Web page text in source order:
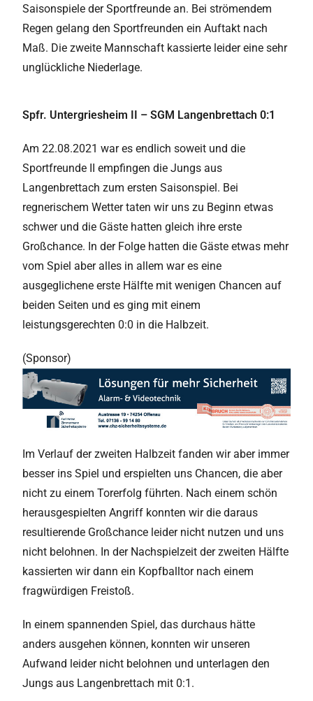
Saisonspiele der Sportfreunde an. Bei strömendem
Regen gelang den Sportfreunden ein Auftakt nach
Maß. Die zweite Mannschaft kassierte leider eine sehr
unglückliche Niederlage.
Spfr. Untergriesheim II – SGM Langenbrettach 0:1
Am 22.08.2021 war es endlich soweit und die
Sportfreunde II empfingen die Jungs aus
Langenbrettach zum ersten Saisonspiel. Bei
regnerischem Wetter taten wir uns zu Beginn etwas
schwer und die Gäste hatten gleich ihre erste
Großchance. In der Folge hatten die Gäste etwas mehr
vom Spiel aber alles in allem war es eine
ausgeglichene erste Hälfte mit wenigen Chancen auf
beiden Seiten und es ging mit einem
leistungsgerechten 0:0 in die Halbzeit.
(Sponsor)
Im Verlauf der zweiten Halbzeit fanden wir aber immer
besser ins Spiel und erspielten uns Chancen, die aber
nicht zu einem Torerfolg führten. Nach einem schön
herausgespielten Angriff konnten wir die daraus
resultierende Großchance leider nicht nutzen und uns
nicht belohnen. In der Nachspielzeit der zweiten Hälfte
kassierten wir dann ein Kopfballtor nach einem
fragwürdigen Freistoß.
In einem spannenden Spiel, das durchaus hätte
anders ausgehen können, konnten wir unseren
Aufwand leider nicht belohnen und unterlagen den
Jungs aus Langenbrettach mit 0:1.